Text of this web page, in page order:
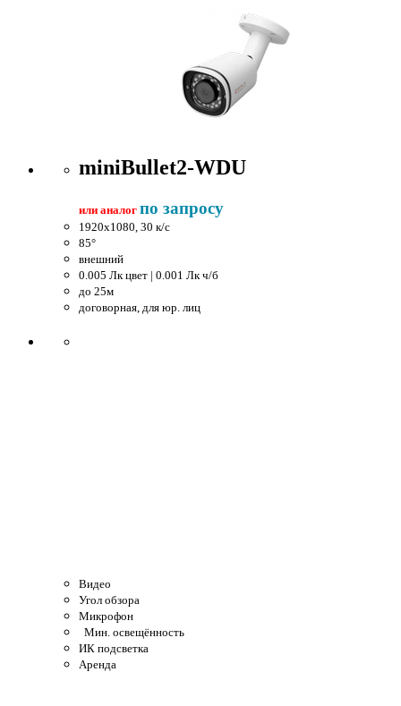
miniBullet2-WDU
или аналог по запросу
1920x1080, 30 к/c
85°
внешний
0.005 Лк цвет | 0.001 Лк ч/б
до 25м
договорная, для юр. лиц
Видео
Угол обзора
Микрофон
Мин. освещённость
ИК подсветка
Аренда